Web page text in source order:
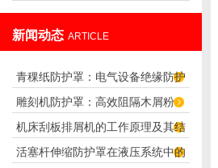
新闻动态 ARTICLE
青稞纸防护罩：电气设备绝缘防护
专用方案
雕刻机防护罩：高效阻隔木屑粉
尘，守护设备精度与安全
机床刮板排屑机的工作原理及其结
构分析
活塞杆伸缩防护罩在液压系统中的